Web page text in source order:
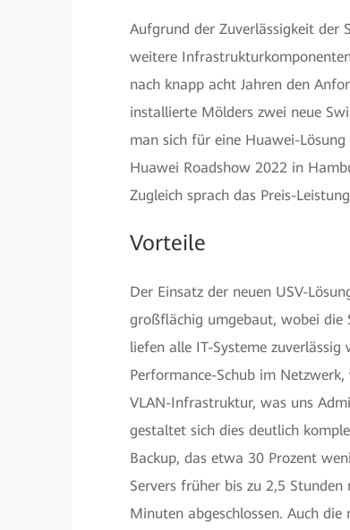
Aufgrund der Zuverlässigkeit der
weitere
nach knapp acht Jahren den
installierte Mölders zwei neue
man sich für eine Huawei-
Huawei Roadshow 2022 in
Zugleich sprach das Preis-
Vorteile
Der Einsatz der neuen USV-
großflächig umgebaut, wobei die
liefen alle IT-Systeme
Performance-Schub im
VLAN-Infrastruktur, was uns
gestaltet sich dies deutlich
Backup, das etwa 30 Prozent
Servers früher bis zu 2,5
Minuten abgeschlossen. Auch